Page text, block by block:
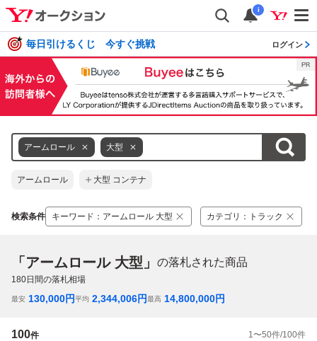
i
毎日引けるくじ 今すぐ挑戦 ログイン
アームロール 大型
アームロール 大型 コンテナ
検索条件 キーワード ： アームロール 大型 カテゴリ ： トラック
「アームロール 大型」 の落札された商品
180日間の落札相場
最安 130,000円平均 2,344,006円最高 14,800,000円
100件 1 〜50件/100件